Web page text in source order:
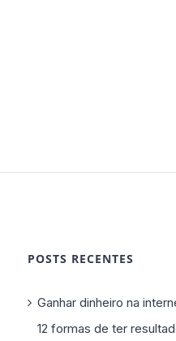
POSTS RECENTES
Ganhar dinheiro na
12 formas de ter